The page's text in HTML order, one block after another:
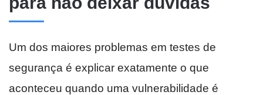
Um dos maiores problemas em testes de
segurança é explicar exatamente o que
aconteceu quando uma vulnerabilidade é